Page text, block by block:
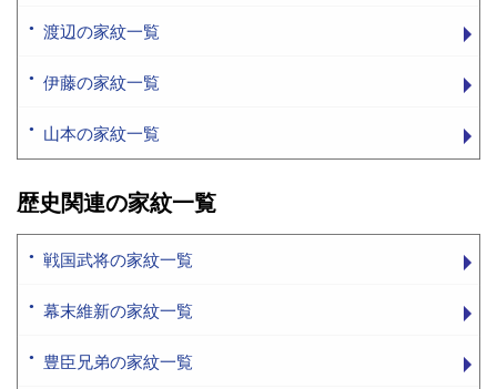
渡辺の家紋一覧
伊藤の家紋一覧
山本の家紋一覧
歴史関連の家紋一覧
戦国武将の家紋一覧
幕末維新の家紋一覧
豊臣兄弟の家紋一覧